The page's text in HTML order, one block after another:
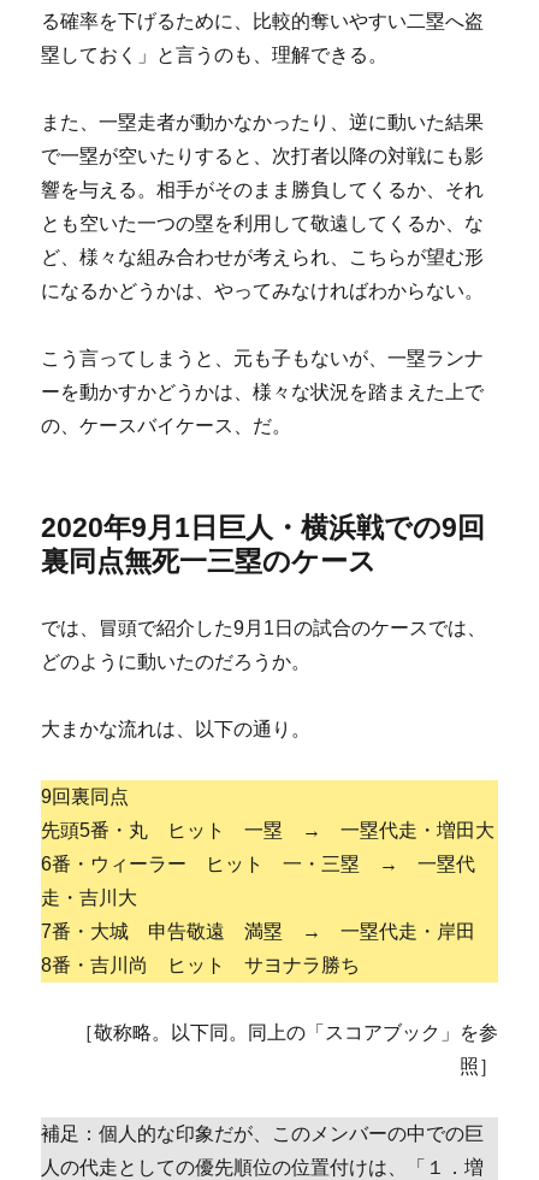
る確率を下げるために、比較的奪いやすい二塁へ盗
塁しておく」と言うのも、理解できる。
また、一塁走者が動かなかったり、逆に動いた結果
で一塁が空いたりすると、次打者以降の対戦にも影
響を与える。相手がそのまま勝負してくるか、それ
とも空いた一つの塁を利用して敬遠してくるか、な
ど、様々な組み合わせが考えられ、こちらが望む形
になるかどうかは、やってみなければわからない。
こう言ってしまうと、元も子もないが、一塁ランナ
ーを動かすかどうかは、様々な状況を踏まえた上で
の、ケースバイケース、だ。
2020年9月1日巨人・横浜戦での9回
裏同点無死一三塁のケース
では、冒頭で紹介した9月1日の試合のケースでは、
どのように動いたのだろうか。
大まかな流れは、以下の通り。
9回裏同点
先頭5番・丸 ヒット 一塁 → 一塁代走・増田大
6番・ウィーラー ヒット 一・三塁 → 一塁代
走・吉川大
7番・大城 申告敬遠 満塁 → 一塁代走・岸田
8番・吉川尚 ヒット サヨナラ勝ち
［敬称略。以下同。同上の「スコアブック」を参
照］
補足：個人的な印象だが、このメンバーの中での巨
人の代走としての優先順位の位置付けは、「１．増